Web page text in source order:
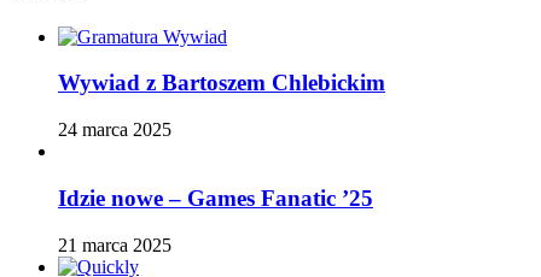
Wywiad z Bartoszem Chlebickim
24 marca 2025
Idzie nowe – Games Fanatic ’25
21 marca 2025